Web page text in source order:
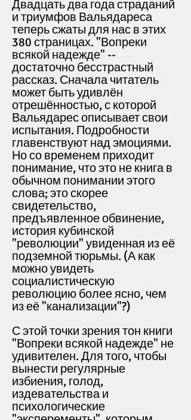
Двадцать два года страданий
и триумфов Вальядареса
теперь сжаты для нас в этих
380 страницах. "Вопреки
всякой надежде" --
достаточно бесстрастный
рассказ. Сначала читатель
может быть удивлён
отрешённостью, с которой
Вальядарес описывает свои
испытания. Подробности
главенствуют над эмоциями.
Но со временем приходит
понимание, что это не книга в
обычном понимании этого
слова; это скорее
свидетельство,
предъявленное обвинение,
история кубинской
"революции" увиденная из её
подземной тюрьмы. (А как
можно увидеть
социалистическую
революцию более ясно, чем
из её "канализации"?)
С этой точки зрения тон книги
"Вопреки всякой надежде" не
удивителен. Для того, чтобы
вынести регулярные
избиения, голод,
издевательства и
психологические